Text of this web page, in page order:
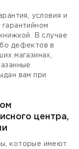
условия и
В случае
дефектов в
магазинах,
вам при
центра,
которые имеют